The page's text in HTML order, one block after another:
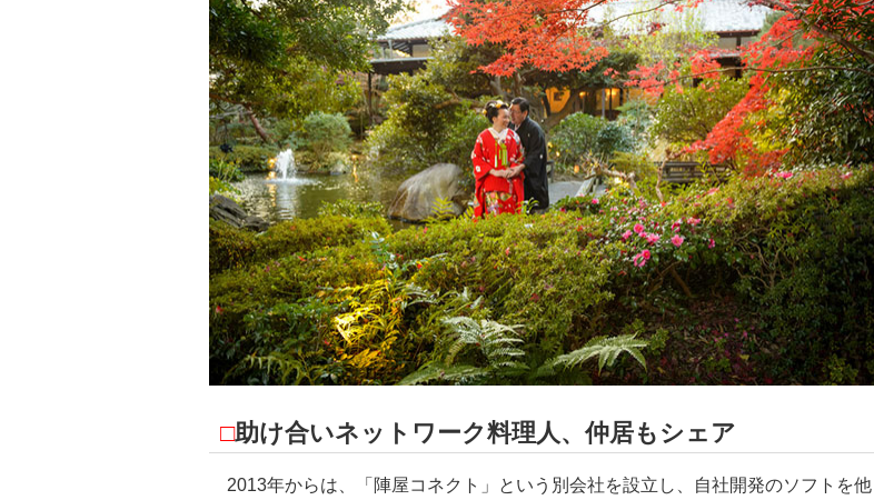
□助け合いネットワーク料理人、仲居もシェア
2013年からは、「陣屋コネクト」という別会社を設立し、自社開発のソフトを他